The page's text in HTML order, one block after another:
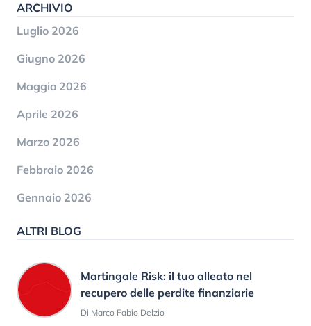
ARCHIVIO
Luglio 2026
Giugno 2026
Maggio 2026
Aprile 2026
Marzo 2026
Febbraio 2026
Gennaio 2026
ALTRI BLOG
Martingale Risk: il tuo alleato nel
recupero delle perdite finanziarie
Di Marco Fabio Delzio